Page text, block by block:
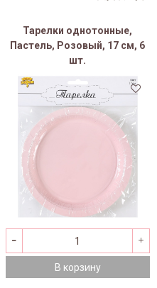
Тарелки однотонные,
Пастель, Розовый, 17 см, 6
шт.
В корзину